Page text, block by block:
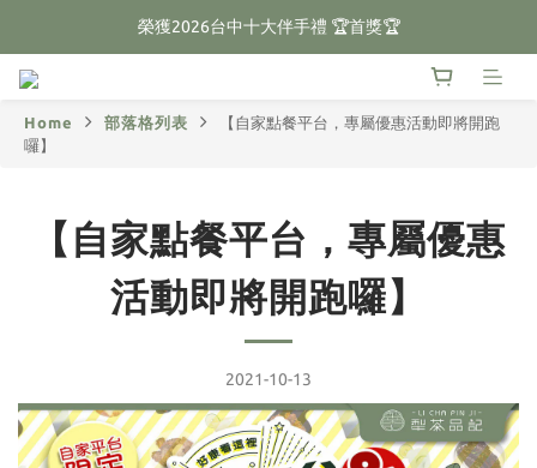
🌕2026中秋禮盒預購開跑🌕
榮獲2026台中十大伴手禮 🏆首獎🏆
Home 部落格列表
【自家點餐平台，專屬優惠活動即將開跑
囉】
【自家點餐平台，專屬優惠
活動即將開跑囉】
2021-10-13